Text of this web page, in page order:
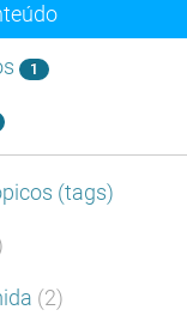
1
(tags)
(2)